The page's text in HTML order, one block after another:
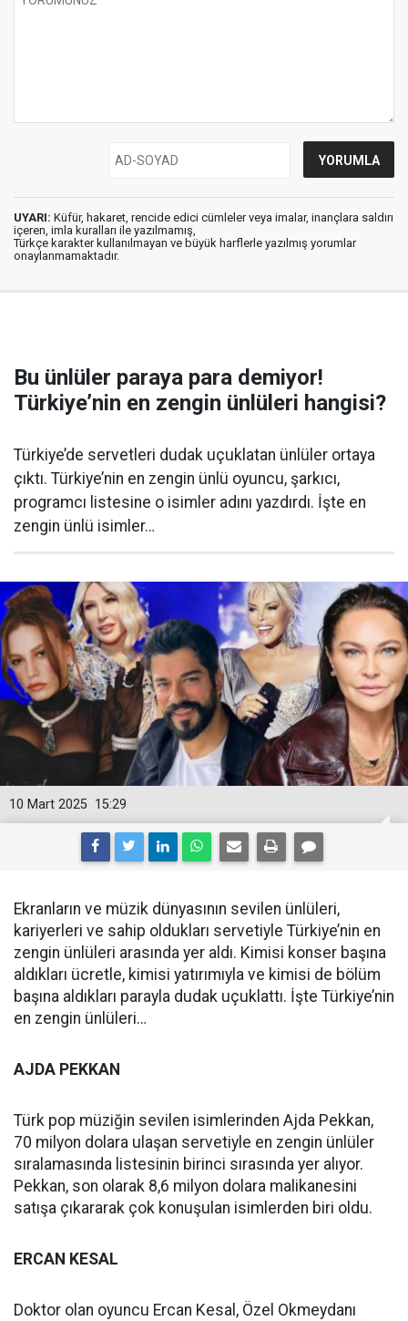
UYARI: Küfür, hakaret, rencide edici cümleler veya imalar, inançlara saldırı
içeren, imla kuralları ile yazılmamış,
Türkçe karakter kullanılmayan ve büyük harflerle yazılmış yorumlar
onaylanmamaktadır.
Bu ünlüler paraya para demiyor!
Türkiye’nin en zengin ünlüleri hangisi?
Türkiye’de servetleri dudak uçuklatan ünlüler ortaya
çıktı. Türkiye’nin en zengin ünlü oyuncu, şarkıcı,
programcı listesine o isimler adını yazdırdı. İşte en
zengin ünlü isimler…
15:29
10 Mart 2025
Ekranların ve müzik dünyasının sevilen ünlüleri,
kariyerleri ve sahip oldukları servetiyle Türkiye’nin en
zengin ünlüleri arasında yer aldı. Kimisi konser başına
aldıkları ücretle, kimisi yatırımıyla ve kimisi de bölüm
başına aldıkları parayla dudak uçuklattı. İşte Türkiye’nin
en zengin ünlüleri…
AJDA PEKKAN
Türk pop müziğin sevilen isimlerinden Ajda Pekkan,
70 milyon dolara ulaşan servetiyle en zengin ünlüler
sıralamasında listesinin birinci sırasında yer alıyor.
Pekkan, son olarak 8,6 milyon dolara malikanesini
satışa çıkararak çok konuşulan isimlerden biri oldu.
ERCAN KESAL
Doktor olan oyuncu Ercan Kesal, Özel Okmeydanı